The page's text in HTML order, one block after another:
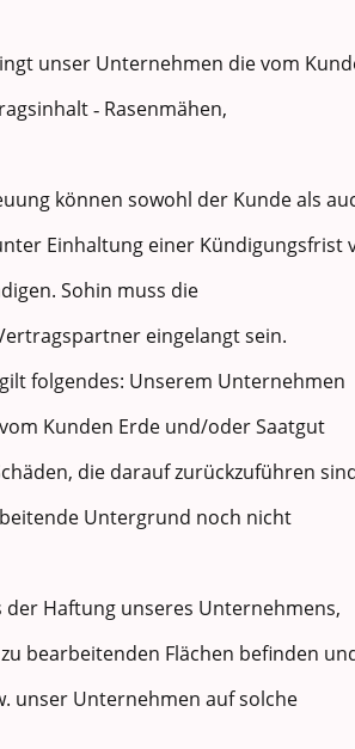
unser Unternehmen die vom
‐ Rasenmähen,
können sowohl der Kunde als
Einhaltung einer Kündigungsfrist
Sohin muss die
eingelangt sein.
folgendes: Unserem Unternehmen
Kunden Erde und/oder Saatgut
die darauf zurückzuführen
Untergrund noch nicht
der Haftung unseres Unternehmens,
bearbeitenden Flächen befinden
unser Unternehmen auf solche